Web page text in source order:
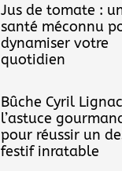
Jus de tomate :
santé méconnu
dynamiser votre
quotidien
Bûche Cyril
l’astuce
pour réussir un
festif inratable